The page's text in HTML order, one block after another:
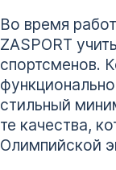
Во время
ZASPORT
спортсменов.
стильный
те качества,
Олимпийской